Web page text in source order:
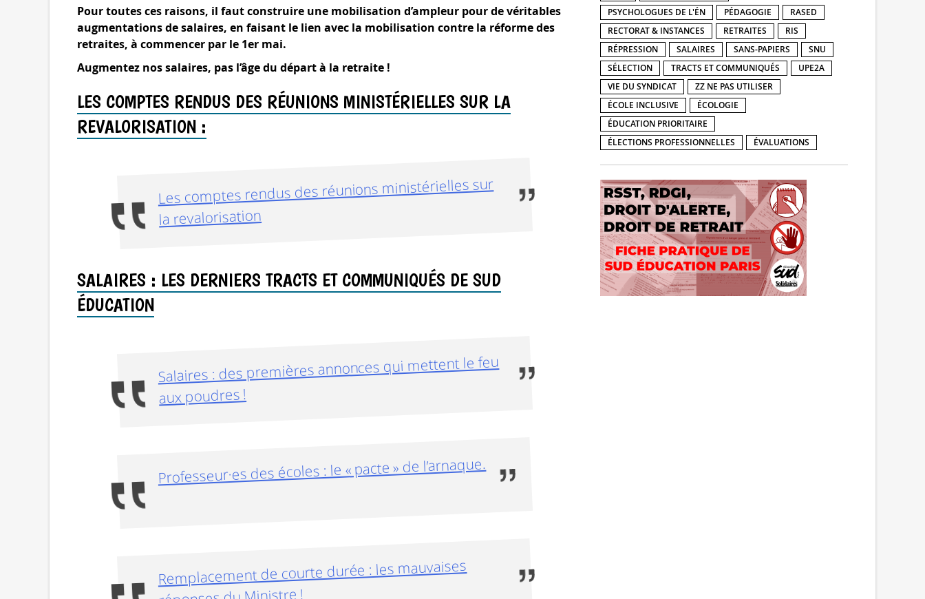
Pour toutes ces raisons, il faut construire une mobilisation d’ampleur pour de véritables
augmentations de salaires, en faisant le lien avec la mobilisation contre la réforme des
retraites, à commencer par le 1er mai.
Augmentez nos salaires, pas l’âge du départ à la retraite !
LES COMPTES RENDUS DES RÉUNIONS MINISTÉRIELLES SUR LA
REVALORISATION :
Les comptes rendus des réunions ministérielles sur
la revalorisation
SALAIRES : LES DERNIERS TRACTS ET COMMUNIQUÉS DE SUD
ÉDUCATION
Salaires : des premières annonces qui mettent le feu
aux poudres !
Professeur·es des écoles : le « pacte » de l’arnaque.
Remplacement de courte durée : les mauvaises
PSYCHOLOGUES DE L'ÉN
PÉDAGOGIE
RASED
RECTORAT & INSTANCES
RETRAITES
RIS
RÉPRESSION
SALAIRES SANS-PAPIERS
SNU
SÉLECTION
TRACTS ET COMMUNIQUÉS
UPE2A
VIE DU SYNDICAT
ZZ NE PAS UTILISER
ÉCOLE INCLUSIVE
ÉCOLOGIE
ÉDUCATION PRIORITAIRE
ÉLECTIONS PROFESSIONNELLES
ÉVALUATIONS